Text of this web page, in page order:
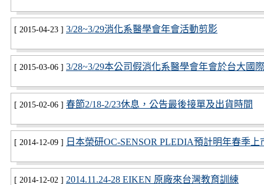
[ 2015-04-23 ] 3/28~3/29消化系醫學會年會活動剪影
[ 2015-03-06 ] 3/28~3/29本公司假消化系醫學會年會於台大國
[ 2015-02-06 ] 春節2/18-2/23休息，公告最後接單及出貨時間
[ 2014-12-09 ] 日本榮研OC-SENSOR PLEDIA預計明年春季上
[ 2014-12-02 ] 2014.11.24-28 EIKEN 原廠來台灣教育訓練